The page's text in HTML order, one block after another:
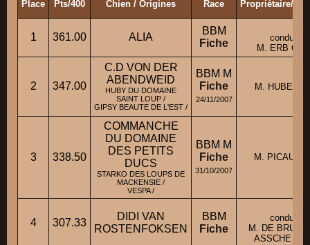
Place Pts/400 Chien / Origines Race Propriétaire/
1 361.00 ALIA
BBM
Fiche
conduit
M. ERB
2 347.00
C.D VON DER
ABENDWEID
HUBY DU DOMAINE
SAINT LOUP /
GIPSY BEAUTE DE L'EST /
BBM M
Fiche
24/11/2007
M. HUBER
3 338.50
COMMANCHE
DU DOMAINE
DES PETITS
DUCS
STARKO DES LOUPS DE
MACKENSIE /
VESPA /
BBM M
Fiche
31/10/2007
M. PICAUT
4 307.33
DIDI VAN
ROSTENFOKSEN
BBM
Fiche
conduit
M. DE
ASSCHE